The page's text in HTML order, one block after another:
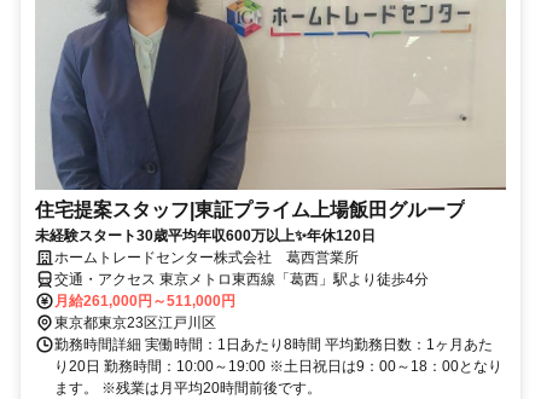
住宅提案スタッフ|東証プライム上場飯田グループ
未経験スタート30歳平均年収600万以上✨年休120日
ホームトレードセンター株式会社 葛西営業所
交通・アクセス 東京メトロ東西線「葛西」駅より徒歩4分
月給261,000円～511,000円
東京都東京23区江戸川区
勤務時間詳細 実働時間：1日あたり8時間 平均勤務日数：1ヶ月あた
り20日 勤務時間：10:00～19:00 ※土日祝日は9：00～18：00となり
ます。 ※残業は月平均20時間前後です。